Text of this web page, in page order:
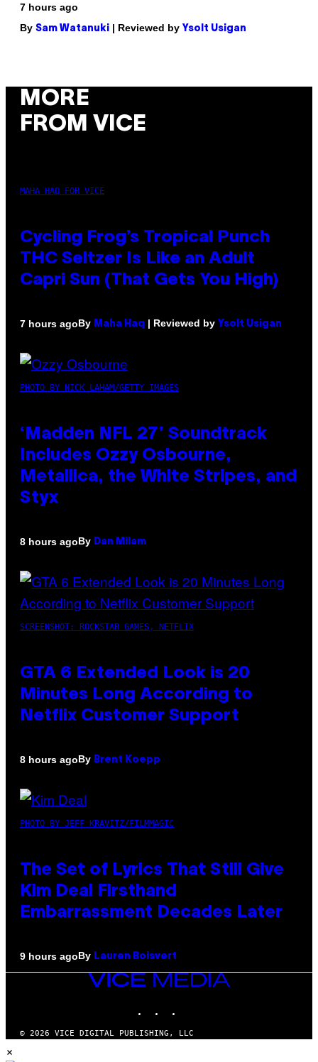
7 hours ago
By Sam Watanuki | Reviewed by Ysolt Usigan
MORE
FROM VICE
MAHA HAQ FOR VICE
Cycling Frog’s Tropical Punch
THC Seltzer Is Like an Adult
Capri Sun (That Gets You High)
7 hours agoBy Maha Haq | Reviewed by Ysolt Usigan
PHOTO BY NICK LAHAM/GETTY IMAGES
‘Madden NFL 27’ Soundtrack
Includes Ozzy Osbourne,
Metallica, the White Stripes, and
Styx
8 hours agoBy Dan Milam
SCREENSHOT: ROCKSTAR GAMES, NETFLIX
GTA 6 Extended Look is 20
Minutes Long According to
Netflix Customer Support
8 hours agoBy Brent Koepp
PHOTO BY JEFF KRAVITZ/FILMMAGIC
The Set of Lyrics That Still Give
Kim Deal Firsthand
Embarrassment Decades Later
9 hours agoBy Lauren Boisvert
VICE
© 2026 VICE DIGITAL PUBLISHING, LLC
×